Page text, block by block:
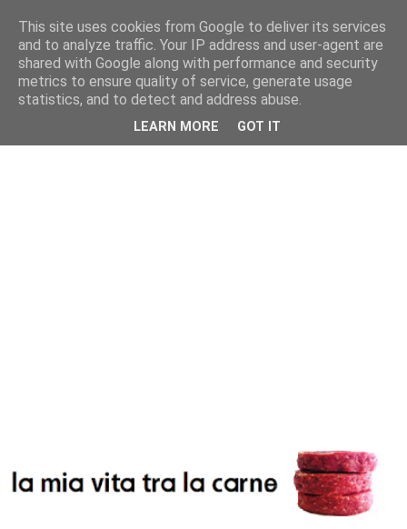
This site uses cookies from Google to deliver its services
and to analyze traffic. Your IP address and user-agent are
shared with Google along with performance and security
metrics to ensure quality of service, generate usage
statistics, and to detect and address abuse.
LEARN MORE GOT IT